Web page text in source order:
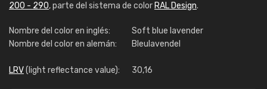
200 - 290, parte del sistema de color RAL Design.
Nombre del color en inglés:
Soft blue lavender
Nombre del color en alemán:
Bleulavendel
LRV(light reflectance value): 30,16